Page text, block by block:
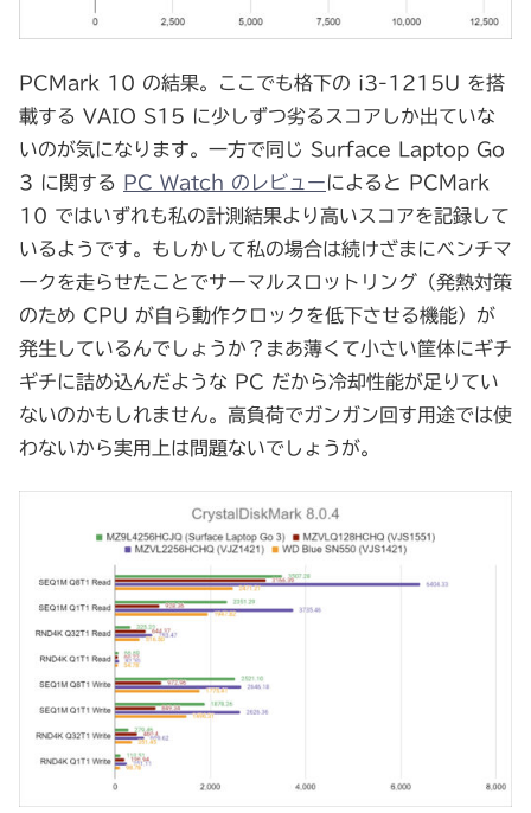
PCMark 10 の結果。ここでも格下の i3-1215U を搭
載する VAIO S15 に少しずつ劣るスコアしか出ていな
いのが気になります。一方で同じ Surface Laptop Go
3 に関する
PC Watch のレビューによると PCMark
10 ではいずれも私の計測結果より高いスコアを記録して
いるようです。もしかして私の場合は続けざまにベンチマ
ークを走らせたことでサーマルスロットリング（発熱対策
のため CPU が自ら動作クロックを低下させる機能）が
発生しているんでしょうか？まあ薄くて小さい筐体にギチ
ギチに詰め込んだような PC だから冷却性能が足りてい
ないのかもしれません。高負荷でガンガン回す用途では使
わないから実用上は問題ないでしょうが。